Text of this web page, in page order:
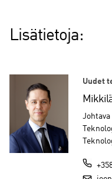
Lisätietoja:
Uudet